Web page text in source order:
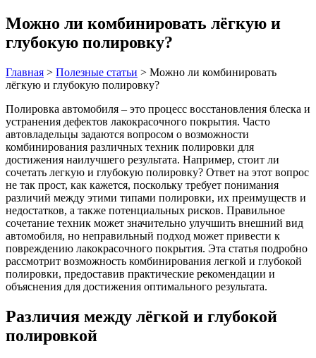
Можно ли комбинировать лёгкую и
глубокую полировку?
Главная > Полезные статьи > Можно ли комбинировать
лёгкую и глубокую полировку?
Полировка автомобиля – это процесс восстановления блеска и
устранения дефектов лакокрасочного покрытия. Часто
автовладельцы задаются вопросом о возможности
комбинирования различных техник полировки для
достижения наилучшего результата. Например, стоит ли
сочетать легкую и глубокую полировку? Ответ на этот вопрос
не так прост, как кажется, поскольку требует понимания
различий между этими типами полировки, их преимуществ и
недостатков, а также потенциальных рисков. Правильное
сочетание техник может значительно улучшить внешний вид
автомобиля, но неправильный подход может привести к
повреждению лакокрасочного покрытия. Эта статья подробно
рассмотрит возможность комбинирования легкой и глубокой
полировки, предоставив практические рекомендации и
объяснения для достижения оптимального результата.
Различия между лёгкой и глубокой
полировкой